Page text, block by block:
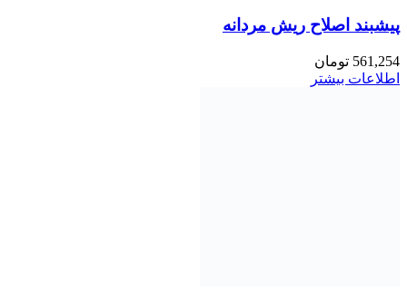
پیشبند اصلاح ریش مردانه
561,254 تومان
اطلاعات بیشتر